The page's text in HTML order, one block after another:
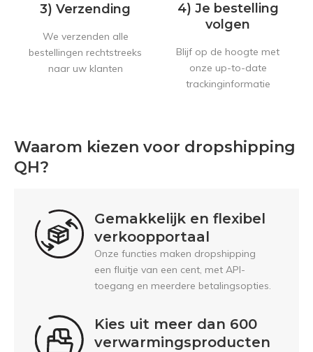
3) Verzending
We verzenden alle
bestellingen rechtstreeks
naar uw klanten
4) Je bestelling
volgen
Blijf op de hoogte met
onze up-to-date
trackinginformatie
Waarom kiezen voor dropshipping
QH?
Gemakkelijk en flexibel
verkoopportaal
Onze functies maken dropshipping
een fluitje van een cent, met API-
toegang en meerdere betalingsopties.
Kies uit meer dan 600
verwarmingsproducten